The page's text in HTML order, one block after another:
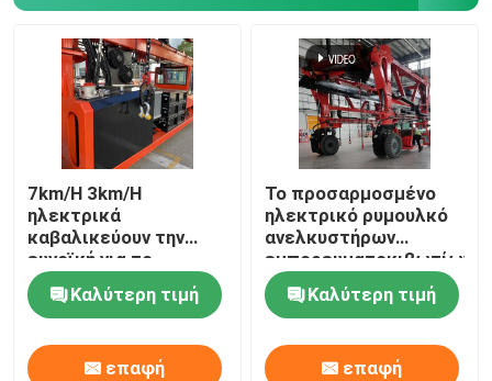
7km/H 3km/H
ηλεκτρικά
καβαλικεύουν την
ευνοϊκή για το
περιβάλλον
απαγόρευση του
καπνίσματος γερανών
50T μεταφορέων
Καλύτερη τιμή
επαφή
Το προσαρμοσμένο
ηλεκτρικό ρυμουλκό
ανελκυστήρων
εμπορευματοκιβωτίων,
70T καβαλικεύει το
γερανό μεταφορέων
Καλύτερη τιμή
επαφή